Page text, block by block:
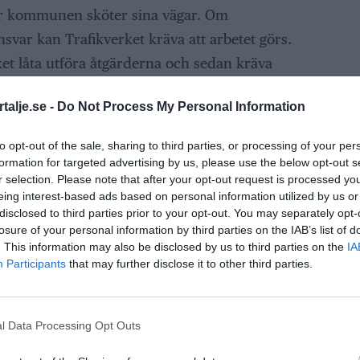
- Do Not Process My Personal Information
opt-out of the sale, sharing to third parties, or processing of your
for targeted advertising by us, please use the below opt-out
selection. Please note that after your opt-out request is processed
interest-based ads based on personal information utilized by us
to third parties prior to your opt-out. You may separately
of your personal information by third parties on the IAB’s list of
This information may also be disclosed by us to third parties on the
Participants that may further disclose it to other third parties.
Data Processing Opt Outs
sköter sina vägar. Om
kan Trafikverket kräva att arbetet görs.
låta utföra åtgärderna och sedan kräva
har i flera fall kommit fram till att
dåligt underhåll orsakat olyckor. Ett exempel
ha kört ner i ett djupare hål i vägbanan.
i tid och fick betala ersättning. Sådana fall
problem och agera snabbt när något
fordon skadas?
skadas till följd av bristande underhåll
För att få ersättning behöver du visa att
en brist som kommunen har ansvar för. I